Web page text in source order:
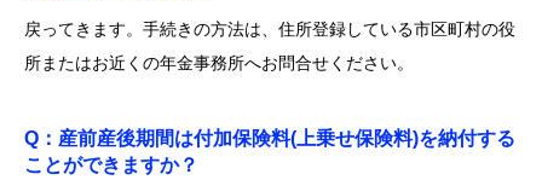
戻ってきます。手続きの方法は、住所登録している市区町村の役
所またはお近くの年金事務所へお問合せください。
Q：産前産後期間は付加保険料(上乗せ保険料)を納付する
ことができますか？